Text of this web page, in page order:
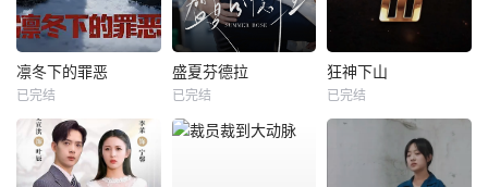
凛冬下的罪恶
已完结
盛夏芬德拉
已完结
狂神下山
已完结